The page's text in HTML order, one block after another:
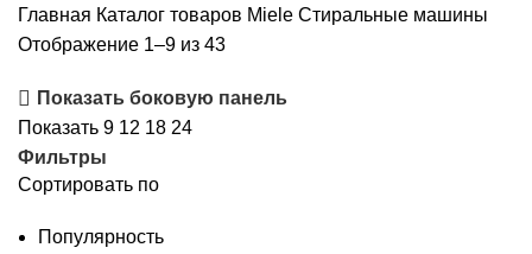
Главная Каталог товаров Miele Стиральные машины
Отображение 1–9 из 43Сортировка:
рейтингу
Показать боковую панель
Показать 9 12 18 24
Фильтры
Сортировать по
Популярность